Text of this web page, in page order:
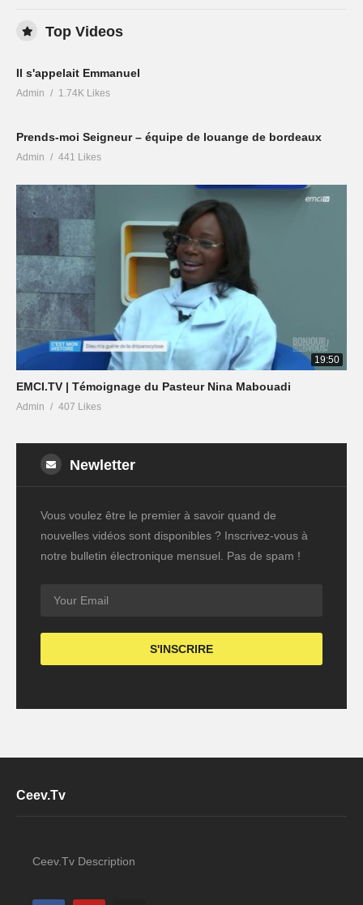
Top Videos
Il s'appelait Emmanuel
Admin 1.74K Likes
Prends-moi Seigneur – équipe de louange de bordeaux
Admin 441 Likes
19:50
EMCI.TV | Témoignage du Pasteur Nina Mabouadi
Admin 407 Likes
Newletter
Vous voulez être le premier à savoir quand de
nouvelles vidéos sont disponibles ? Inscrivez-vous à
notre bulletin électronique mensuel. Pas de spam !
Ceev.Tv
Ceev.Tv Description